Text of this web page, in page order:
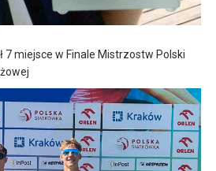
7 miejsce w Finale Mistrzostw Polski